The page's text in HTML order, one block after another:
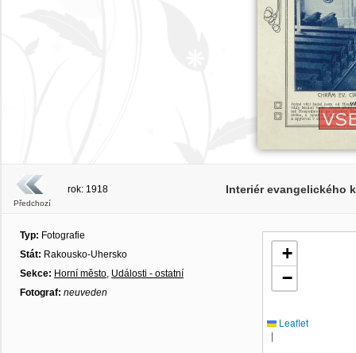
Předchozí
rok: 1918 Interiér evangelického
Typ: Fotografie
Stát: Rakousko-Uhersko
Sekce: Horní město, Události - ostatní
Fotograf: neuveden
+
−
Leaflet
|